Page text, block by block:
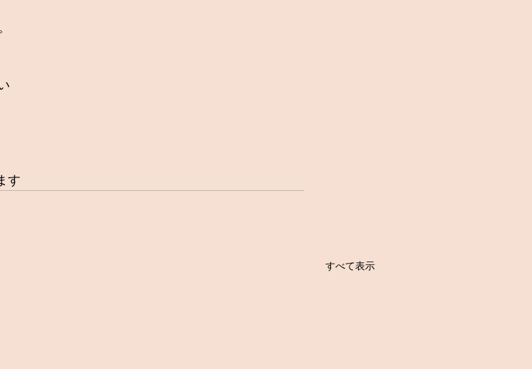
す
すべて表示